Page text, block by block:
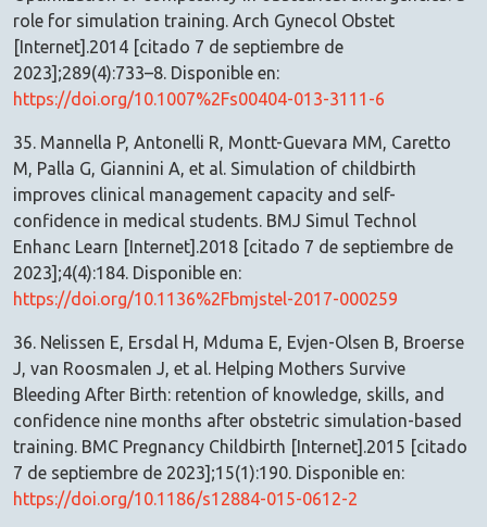
role for simulation training. Arch Gynecol Obstet
[Internet].2014 [citado 7 de septiembre de
2023];289(4):733–8. Disponible en:
https://doi.org/10.1007%2Fs00404-013-3111-6
35. Mannella P, Antonelli R, Montt-Guevara MM, Caretto
M, Palla G, Giannini A, et al. Simulation of childbirth
improves clinical management capacity and self-
confidence in medical students. BMJ Simul Technol
Enhanc Learn [Internet].2018 [citado 7 de septiembre de
2023];4(4):184. Disponible en:
https://doi.org/10.1136%2Fbmjstel-2017-000259
36. Nelissen E, Ersdal H, Mduma E, Evjen-Olsen B, Broerse
J, van Roosmalen J, et al. Helping Mothers Survive
Bleeding After Birth: retention of knowledge, skills, and
confidence nine months after obstetric simulation-based
training. BMC Pregnancy Childbirth [Internet].2015 [citado
7 de septiembre de 2023];15(1):190. Disponible en:
https://doi.org/10.1186/s12884-015-0612-2